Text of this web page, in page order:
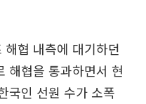
협 내측에 대기하던
해협을 통과하면서 현
국인 선원 수가 소폭